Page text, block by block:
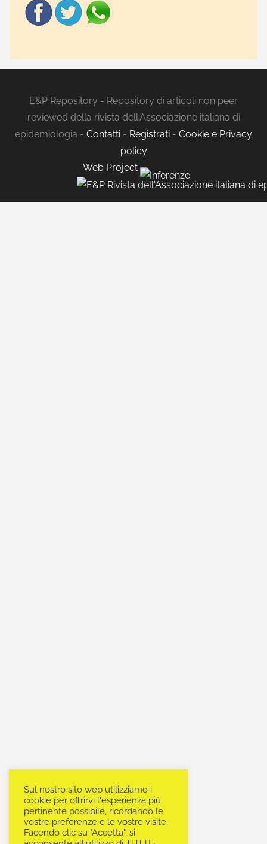
E&P Repository - Repository di articoli non peer
reviewed della rivista dell'Associazione italiana di
epidemiologia - Contatti - Registrati - Cookie e Privacy
policy
Web Project
Sul nostro sito web utilizziamo i
cookie per offrirvi l'esperienza più
pertinente possibile, ricordando le
vostre preferenze e le vostre visite.
Facendo clic su "Accetta", si